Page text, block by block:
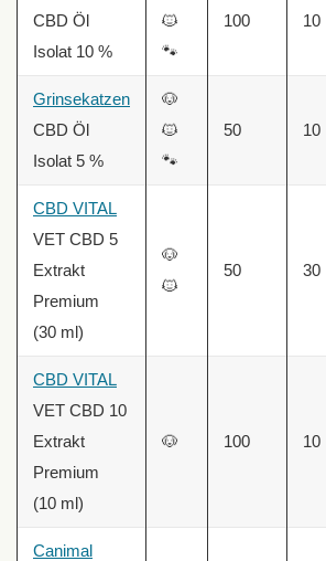
CBD Öl
Isolat 10 %
🐱
🐾
100 10
Grinsekatzen
CBD Öl
Isolat 5 %
🐶
🐱
🐾
50 10
CBD VITAL
VET CBD 5
Extrakt
Premium
(30 ml)
🐶
🐱
50 30
CBD VITAL
VET CBD 10
Extrakt
Premium
(10 ml)
🐶 100 10
Canimal